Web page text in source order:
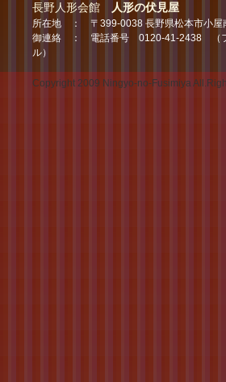
長野人形会館 人形の伏見屋
所在地 ： 〒399-0038 長野県松本市小屋
御連絡 ： 電話番号 0120-41-2438 （
ル）
Copyright 2009 Ningyo-no-Fusimiya